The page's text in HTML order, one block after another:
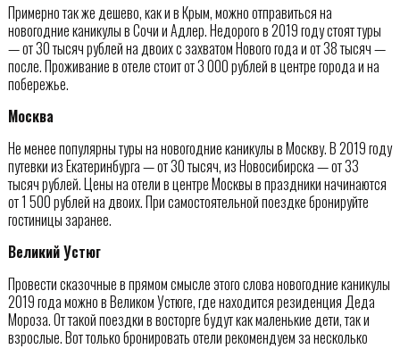
Примерно так же дешево, как и в Крым, можно отправиться на
новогодние каникулы в Сочи и Адлер. Недорого в 2019 году стоят туры
— от 30 тысяч рублей на двоих с захватом Нового года и от 38 тысяч —
после. Проживание в отеле стоит от 3 000 рублей в центре города и на
побережье.
Москва
Не менее популярны туры на новогодние каникулы в Москву. В 2019 году
путевки из Екатеринбурга — от 30 тысяч, из Новосибирска — от 33
тысяч рублей. Цены на отели в центре Москвы в праздники начинаются
от 1 500 рублей на двоих. При самостоятельной поездке бронируйте
гостиницы заранее.
Великий Устюг
Провести сказочные в прямом смысле этого слова новогодние каникулы
2019 года можно в Великом Устюге, где находится резиденция Деда
Мороза. От такой поездки в восторге будут как маленькие дети, так и
взрослые. Вот только бронировать отели рекомендуем за несколько